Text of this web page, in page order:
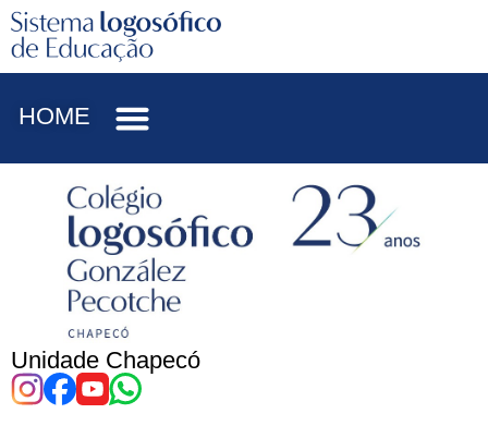
HOME
Unidade Chapecó